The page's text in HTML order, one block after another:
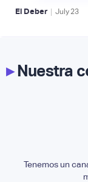
El Deber | July 23
▸Nuestra
Tenemos un